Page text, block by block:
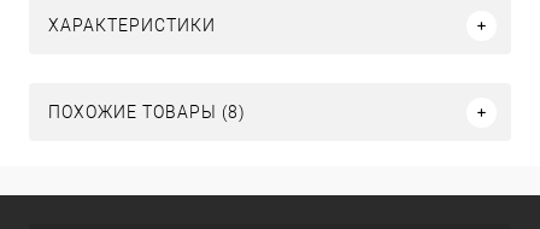
ХАРАКТЕРИСТИКИ
ПОХОЖИЕ ТОВАРЫ (8)